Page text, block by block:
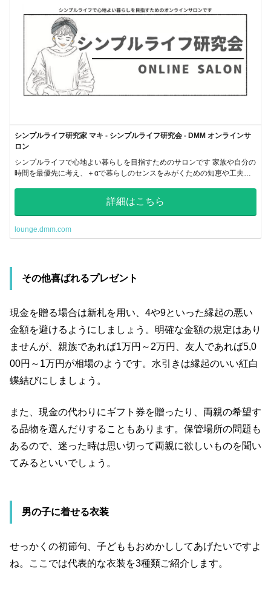
シンプルライフ研究家 マキ - シンプルライフ研究会 - DMM オンラインサ
ロン
シンプルライフで心地よい暮らしを目指すためのサロンです 家族や自分の
時間を最優先に考え、＋αで暮らしのセンスをみがくための知恵や工夫を
詳細はこちら
lounge.dmm.com
その他喜ばれるプレゼント
現金を贈る場合は新札を用い、4や9といった縁起の悪い
金額を避けるようにしましょう。明確な金額の規定はあり
ませんが、親族であれば1万円～2万円、友人であれば5,0
00円～1万円が相場のようです。水引きは縁起のいい紅白
蝶結びにしましょう。
また、現金の代わりにギフト券を贈ったり、両親の希望す
る品物を選んだりすることもあります。保管場所の問題も
あるので、迷った時は思い切って両親に欲しいものを聞い
てみるといいでしょう。
男の子に着せる衣装
せっかくの初節句、子どももおめかししてあげたいですよ
ね。ここでは代表的な衣装を3種類ご紹介します。